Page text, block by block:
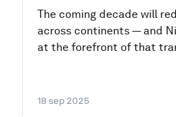
The coming decade will
across continents — and
at the forefront of that
18 sep 2025